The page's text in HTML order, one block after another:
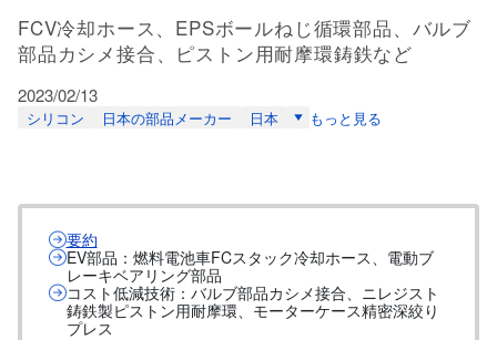
FCV冷却ホース、EPSボールねじ循環部品、バルブ
部品カシメ接合、ピストン用耐摩環鋳鉄など
2023/02/13
シリコン 日本の部品メーカー 日本 もっと見る
要約
EV部品：燃料電池車FCスタック冷却ホース、電動ブ
レーキベアリング部品
コスト低減技術：バルブ部品カシメ接合、ニレジスト
鋳鉄製ピストン用耐摩環、モーターケース精密深絞り
プレス